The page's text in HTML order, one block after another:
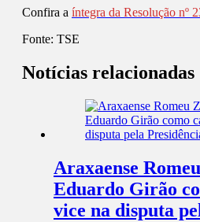
Confira a íntegra da Resolução nº
Fonte: TSE
Notícias relacionadas
Araxaense
Eduardo Girão
vice na disputa